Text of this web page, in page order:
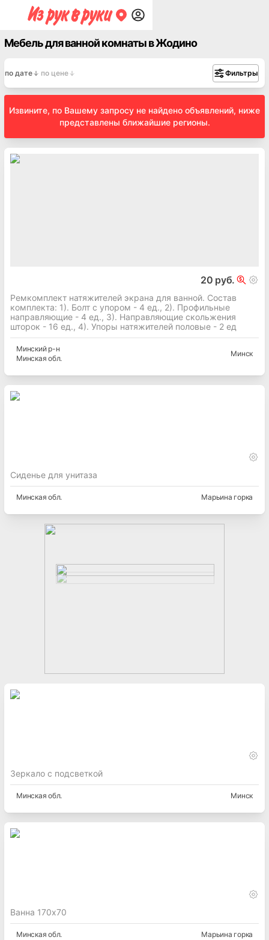
Мебель для ванной комнаты в Жодино
по дате по цене Фильтры
Извините, по Вашему запросу не найдено объявлений, ниже
представлены ближайшие регионы.
20 руб.
Ремкомплект натяжителей экрана для ванной. Состав
комплекта: 1). Болт с упором - 4 ед., 2). Профильные
направляющие - 4 ед., 3). Направляющие скольжения
шторок - 16 ед., 4). Упоры натяжителей половые - 2 ед
Минскийр-н
Минская обл.
Минск
Сиденье для унитаза
Минская обл. Марьина горка
Зеркало с подсветкой
Минская обл. Минск
Ванна 170х70
Минская обл. Марьина горка